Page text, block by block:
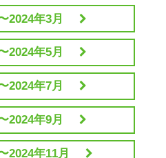
2024年3月
2024年5月
2024年7月
2024年9月
2024年11月